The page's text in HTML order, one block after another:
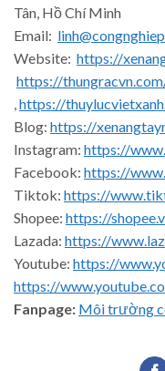
Tân, Hồ Chí Minh
Email:
Website: https://
https://
,https://
Blog: https://
Instagram: https://
Facebook: https://
Tiktok: https://
Shopee: https://
Lazada: https://
Youtube: https://
https://
Fanpage: Môi trường